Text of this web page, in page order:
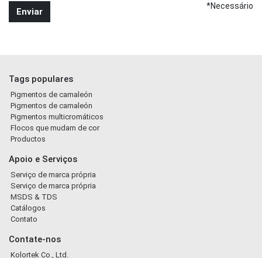
*Necessário
Tags populares
Pigmentos de camaleón
Pigmentos de camaleón
Pigmentos multicromáticos
Flocos que mudam de cor
Productos
Apoio e Serviços
Serviço de marca própria
Serviço de marca própria
MSDS & TDS
Catálogos
Contato
Contate-nos
Kolortek Co., Ltd.